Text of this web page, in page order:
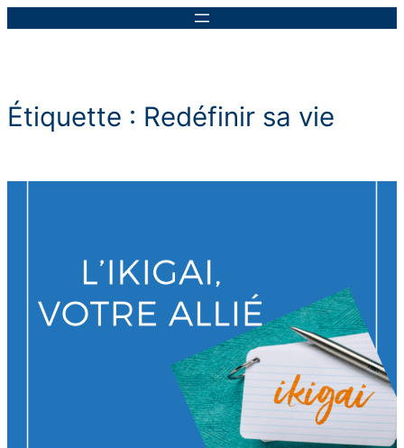
Étiquette : Redéfinir sa vie